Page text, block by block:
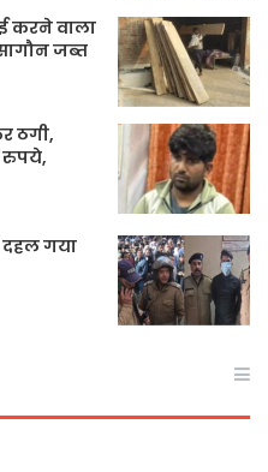
करने वाला
जब्त
ठगी,
रुपये,
दहल गया